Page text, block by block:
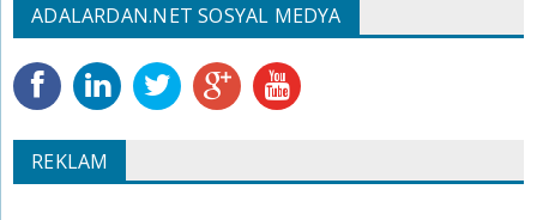
ADALARDAN.NET SOSYAL MEDYA
REKLAM